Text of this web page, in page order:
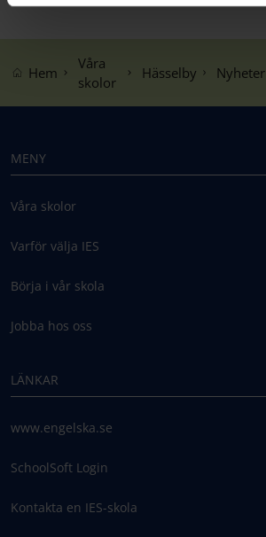
Hem
Våra
skolor
Hässelby Nyheter
MENY
Våra skolor
Varför välja IES
Börja i vår skola
Jobba hos oss
LÄNKAR
www.engelska.se
SchoolSoft Login
Kontakta en IES-skola